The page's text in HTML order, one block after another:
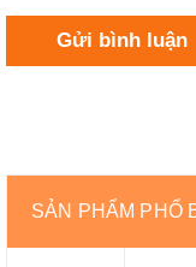
Gửi bình luận
SẢN PHẨM PHỔ